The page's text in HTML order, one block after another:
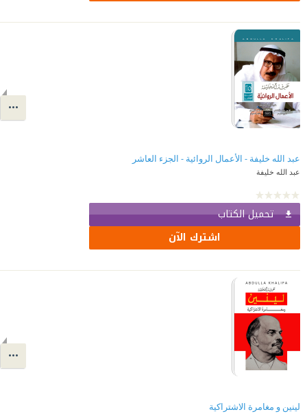
عبد الله خليفة - الأعمال الروائية - الجزء العاشر
عبد الله خليفة
تحميل الكتاب
اشترك الآن
لينين و مغامرة الاشتراكية